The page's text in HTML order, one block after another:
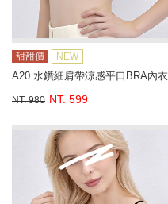
甜甜價 NEW
A20.水鑽細肩帶涼感平口BRA內衣
NT. 980 NT. 599